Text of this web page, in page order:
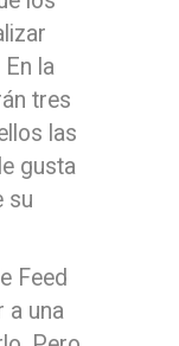
la
tres
las
gusta
su
Feed
a una